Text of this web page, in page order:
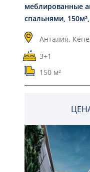
меблированные
спальнями,
Анталия,
3+1
150 м²